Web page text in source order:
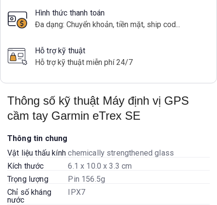
Hình thức thanh toán
Đa dạng: Chuyển khoản, tiền mặt, ship cod...
Hỗ trợ kỹ thuật
Hỗ trợ kỹ thuật miễn phí 24/7
Thông số kỹ thuật Máy định vị GPS
cầm tay Garmin eTrex SE
Thông tin chung
Vật liệu thấu kính chemically strengthened glass
Kích thước
6.1 x 10.0 x 3.3 cm
Trọng lượng
Pin 156.5g
Chỉ số kháng
nước
IPX7